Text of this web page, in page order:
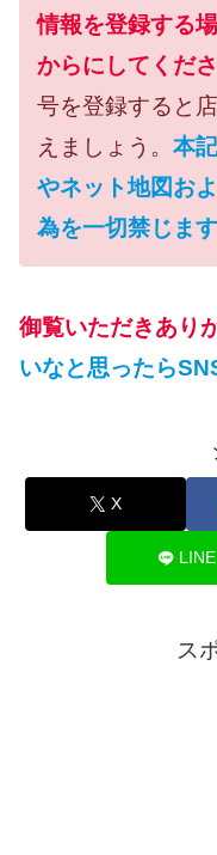
情報を登録する
からにしてくださ
号を登録すると
えましょう。 本
やネット地図お
為を一切禁じます
御覧いただきあり
いなと思ったら
X
LINE
ス